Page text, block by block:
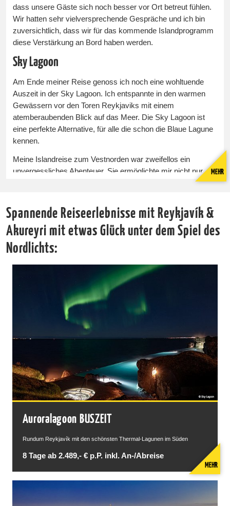
dass unsere Gäste sich noch besser vor Ort betreut fühlen.
Wir hatten sehr vielversprechende Gespräche und ich bin
zuversichtlich, dass wir für das kommende Islandprogramm
diese Verstärkung an Bord haben werden.
Sky Lagoon
Am Ende meiner Reise genoss ich noch eine wohltuende
Auszeit in der Sky Lagoon. Ich entspannte in den warmen
Gewässern vor den Toren Reykjaviks mit einem
atemberaubenden Blick auf das Meer. Die Sky Lagoon ist
eine perfekte Alternative, für alle die schon die Blaue Lagune
kennen.
Meine Islandreise zum Vestnorden war zweifellos ein
unvergessliches Abenteuer. Sie ermöglichte mir nicht nur
fantastischen Land zu genießen.
Reisen mit Islands Hauptstadt Reykjavík finden Sie unter der
Rubrik:
Städtereisen Island, REYKJAVÍK & Co.
MEHR
Spannende Reiseerlebnisse mit Reykjavík &
Akureyri mit etwas Glück unter dem Spiel des
Nordlichts:
Auroralagoon BUSZEIT
Rundum Reykjavík mit den schönsten Thermal-Lagunen im Süden
8 Tage ab 2.489,- € p.P. inkl. An-/Abreise
MEHR